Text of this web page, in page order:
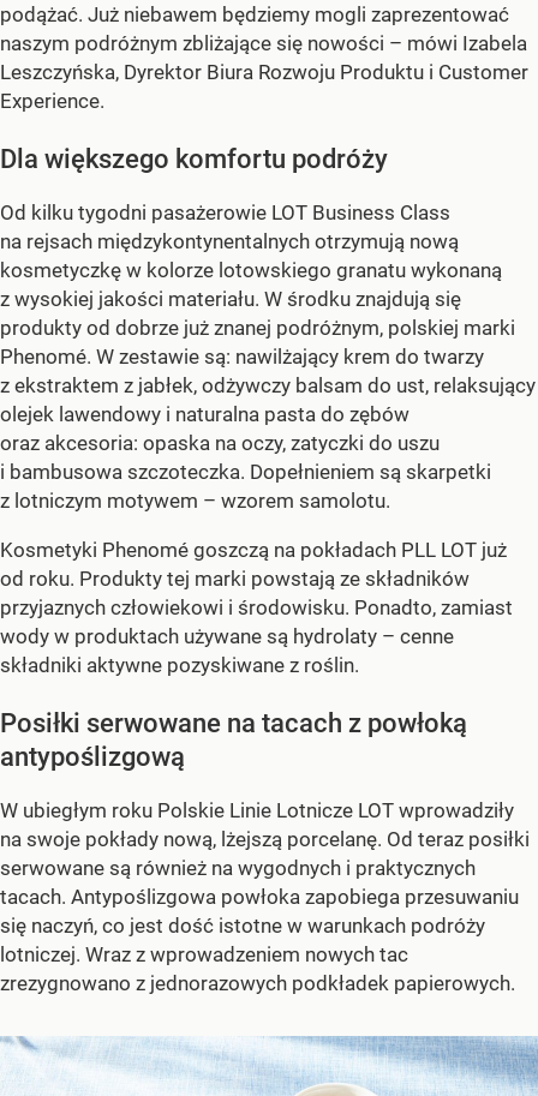
podążać. Już niebawem będziemy mogli zaprezentować
naszym podróżnym zbliżające się nowości – mówi Izabela
Leszczyńska, Dyrektor Biura Rozwoju Produktu i Customer
Experience.
Dla większego komfortu podróży
Od kilku tygodni pasażerowie LOT Business Class
na rejsach międzykontynentalnych otrzymują nową
kosmetyczkę w kolorze lotowskiego granatu wykonaną
z wysokiej jakości materiału. W środku znajdują się
produkty od dobrze już znanej podróżnym, polskiej marki
Phenomé. W zestawie są: nawilżający krem do twarzy
z ekstraktem z jabłek, odżywczy balsam do ust, relaksujący
olejek lawendowy i naturalna pasta do zębów
oraz akcesoria: opaska na oczy, zatyczki do uszu
i bambusowa szczoteczka. Dopełnieniem są skarpetki
z lotniczym motywem – wzorem samolotu.
Kosmetyki Phenomé goszczą na pokładach PLL LOT już
od roku. Produkty tej marki powstają ze składników
przyjaznych człowiekowi i środowisku. Ponadto, zamiast
wody w produktach używane są hydrolaty – cenne
składniki aktywne pozyskiwane z roślin.
Posiłki serwowane na tacach z powłoką
antypoślizgową
W ubiegłym roku Polskie Linie Lotnicze LOT wprowadziły
na swoje pokłady nową, lżejszą porcelanę. Od teraz posiłki
serwowane są również na wygodnych i praktycznych
tacach. Antypoślizgowa powłoka zapobiega przesuwaniu
się naczyń, co jest dość istotne w warunkach podróży
lotniczej. Wraz z wprowadzeniem nowych tac
zrezygnowano z jednorazowych podkładek papierowych.